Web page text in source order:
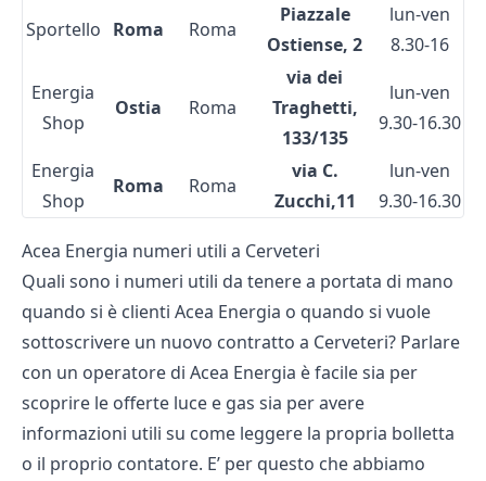
Sportello Roma Roma
Piazzale
Ostiense, 2
lun-ven
8.30-16
Energia
Shop
Ostia Roma
via dei
Traghetti,
133/135
lun-ven
9.30-16.30
Energia
Shop
Roma Roma
via C.
Zucchi,11
lun-ven
9.30-16.30
Acea Energia numeri utili a Cerveteri
Quali sono i numeri utili da tenere a portata di mano
quando si è clienti Acea Energia o quando si vuole
sottoscrivere un nuovo contratto a Cerveteri? Parlare
con un operatore di Acea Energia è facile sia per
scoprire le offerte luce e gas sia per avere
informazioni utili su come leggere la propria bolletta
o il proprio contatore. E’ per questo che abbiamo